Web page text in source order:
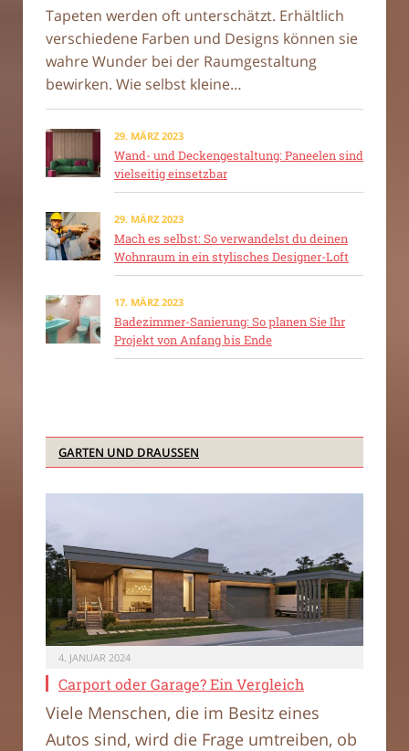
Tapeten werden oft unterschätzt. Erhältlich
verschiedene Farben und Designs können sie
wahre Wunder bei der Raumgestaltung
bewirken. Wie selbst kleine…
29. MÄRZ 2023
Wand- und Deckengestaltung: Paneelen sind
vielseitig einsetzbar
29. MÄRZ 2023
Mach es selbst: So verwandelst du deinen
Wohnraum in ein stylisches Designer-Loft
17. MÄRZ 2023
Badezimmer-Sanierung: So planen Sie Ihr
Projekt von Anfang bis Ende
GARTEN UND DRAUSSEN
4. JANUAR 2024
Carport oder Garage? Ein Vergleich
Viele Menschen, die im Besitz eines
Autos sind, wird die Frage umtreiben, ob